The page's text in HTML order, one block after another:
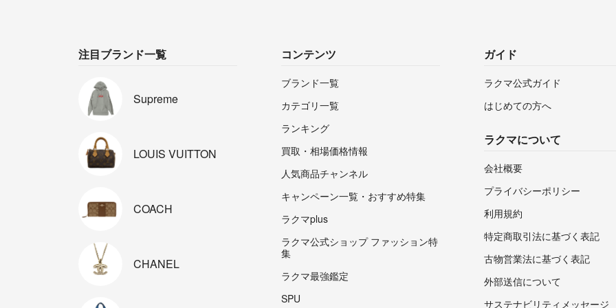
注目ブランド一覧
Supreme
LOUIS VUITTON
COACH
CHANEL
コンテンツ
ブランド一覧
カテゴリ一覧
ランキング
買取・相場価格情報
人気商品チャンネル
キャンペーン一覧・おすすめ特集
ラクマplus
ラクマ公式ショップ ファッション特
集
ラクマ最強鑑定
SPU
ガイド
ラクマ公式ガイド
はじめての方へ
ラクマについて
会社概要
プライバシーポリシー
利用規約
特定商取引法に基づく表記
古物営業法に基づく表記
外部送信について
サステナビリティメッセージ